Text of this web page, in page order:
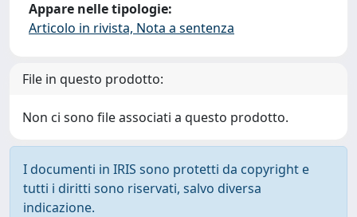
Appare nelle tipologie:
Articolo in rivista, Nota a sentenza
File in questo prodotto:
Non ci sono file associati a questo prodotto.
I documenti in IRIS sono protetti da copyright e
tutti i diritti sono riservati, salvo diversa
indicazione.